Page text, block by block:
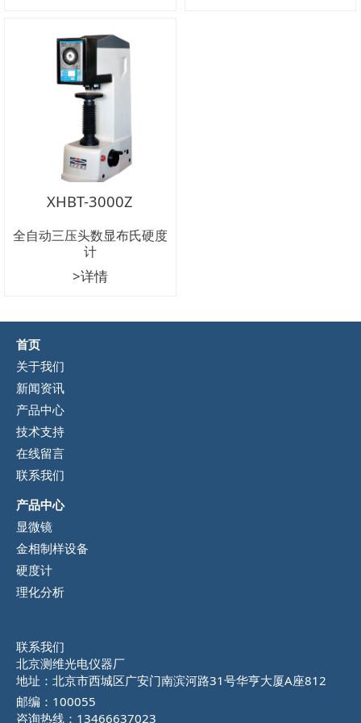
XHBT-3000Z
全自动三压头数显布氏硬度
计
>详情
首页
关于我们
新闻资讯
产品中心
技术支持
在线留言
联系我们
产品中心
显微镜
金相制样设备
硬度计
理化分析
联系我们
北京测维光电仪器厂
地址：北京市西城区广安门南滨河路31号华亨大厦A座812
邮编：100055
咨询热线：13466637023